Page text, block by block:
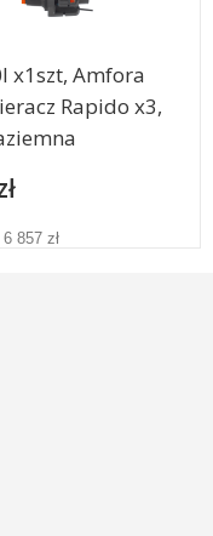
x1szt, Amfora
Rapido x3,
857 zł